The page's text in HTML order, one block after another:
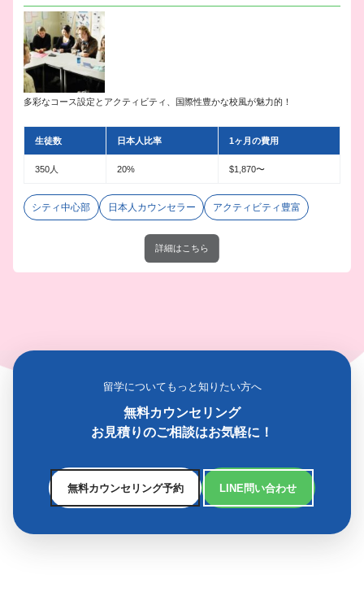
多彩なコース設定とアクティビティ、国際性豊かな校風が魅力的！
生徒数 日本人比率 1ヶ月の費用
350人 20% $1,870〜
シティ中心部 日本人カウンセラー アクティビティ豊富
詳細はこちら
留学についてもっと知りたい方へ
無料カウンセリング
お見積りのご相談はお気軽に！
無料カウンセリング予約 LINE問い合わせ